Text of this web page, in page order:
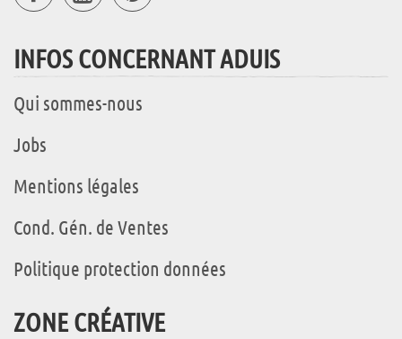
INFOS CONCERNANT ADUIS
Qui sommes-nous
Jobs
Mentions légales
Cond. Gén. de Ventes
Politique protection données
ZONE CRÉATIVE